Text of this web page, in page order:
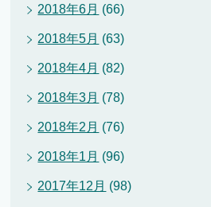
2018年6月 (66)
2018年5月 (63)
2018年4月 (82)
2018年3月 (78)
2018年2月 (76)
2018年1月 (96)
2017年12月 (98)